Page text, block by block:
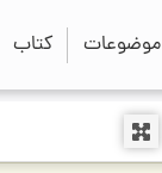
موضوعات کتاب